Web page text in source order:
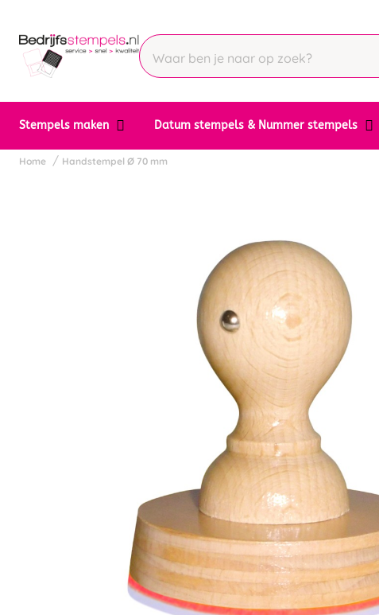
Stempels maken Datum stempels & Nummer stempels
Home Handstempel Ø 70 mm